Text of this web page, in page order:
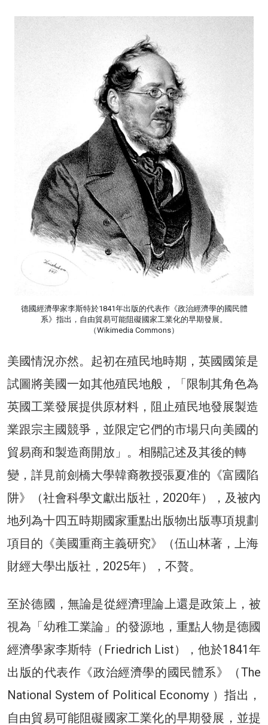
德國經濟學家李斯特於1841年出版的代表作《政治經濟學的國民體
系》指出，自由貿易可能阻礙國家工業化的早期發展。
（Wikimedia Commons）
美國情況亦然。起初在殖民地時期，英國國策是
試圖將美國一如其他殖民地般，「限制其角色為
英國工業發展提供原材料，阻止殖民地發展製造
業跟宗主國競爭，並限定它們的市場只向美國的
貿易商和製造商開放」。相關記述及其後的轉
變，詳見前劍橋大學韓裔教授張夏准的《富國陷
阱》（社會科學文獻出版社，2020年），及被內
地列為十四五時期國家重點出版物出版專項規劃
項目的《美國重商主義研究》（伍山林著，上海
財經大學出版社，2025年），不贅。
至於德國，無論是從經濟理論上還是政策上，被
視為「幼稚工業論」的發源地，重點人物是德國
經濟學家李斯特（Friedrich List），他於1841年
出版的代表作《政治經濟學的國民體系》（The
National System of Political Economy ）指出，
自由貿易可能阻礙國家工業化的早期發展，並提